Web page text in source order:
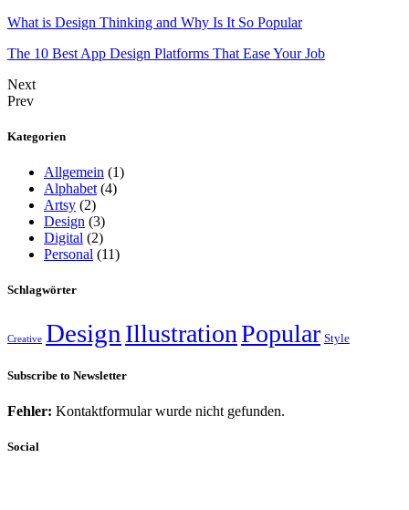
What is Design Thinking and Why Is It So Popular
The 10 Best App Design Platforms That Ease Your Job
Next
Prev
Kategorien
Allgemein (1)
Alphabet (4)
Artsy (2)
Design (3)
Digital (2)
Personal (11)
Schlagwörter
Creative Design IllustrationPopular Style
Subscribe to Newsletter
Fehler: Kontaktformular wurde nicht gefunden.
Social